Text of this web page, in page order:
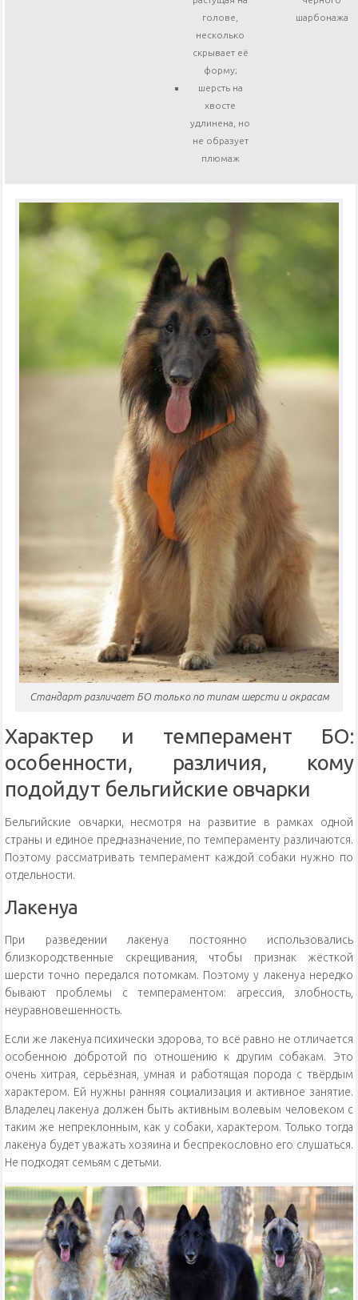
голове,
несколько
скрывает её
форму;
шерсть на
хвосте
удлинена, но
не образует
плюмаж
шарбонажа
Стандарт различает БО только по типам шерсти и окрасам
Характер и темперамент БО:
особенности, различия, кому
подойдут бельгийские овчарки
Бельгийские овчарки, несмотря на развитие в рамках одной
страны и единое предназначение, по темпераменту различаются.
Поэтому рассматривать темперамент каждой собаки нужно по
отдельности.
Лакенуа
При разведении лакенуа постоянно использовались
близкородственные скрещивания, чтобы признак жёсткой
шерсти точно передался потомкам. Поэтому у лакенуа нередко
бывают проблемы с темпераментом: агрессия, злобность,
неуравновешенность.
Если же лакенуа психически здорова, то всё равно не отличается
особенною добротой по отношению к другим собакам. Это
очень хитрая, серьёзная, умная и работящая порода с твёрдым
характером. Ей нужны ранняя социализация и активное занятие.
Владелец лакенуа должен быть активным волевым человеком с
таким же непреклонным, как у собаки, характером. Только тогда
лакенуа будет уважать хозяина и беспрекословно его слушаться.
Не подходят семьям с детьми.